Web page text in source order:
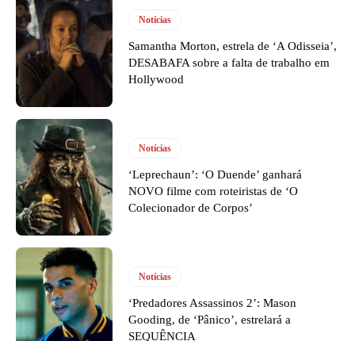
Notícias
Samantha Morton, estrela de ‘A Odisseia’,
DESABAFA sobre a falta de trabalho em
Hollywood
Notícias
‘Leprechaun’: ‘O Duende’ ganhará
NOVO filme com roteiristas de ‘O
Colecionador de Corpos’
Notícias
‘Predadores Assassinos 2’: Mason
Gooding, de ‘Pânico’, estrelará a
SEQUÊNCIA